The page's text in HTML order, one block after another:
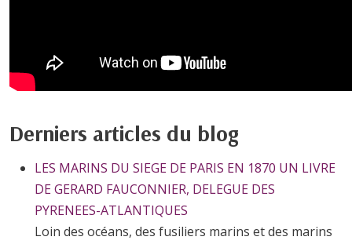
Derniers articles du blog
LES MARINS DU SIEGE DE PARIS EN 1870 UN LIVRE
DE GERARD FAUCONNIER, DELEGUE DES
PYRENEES-ATLANTIQUES
Loin des océans, des fusiliers marins et des marins